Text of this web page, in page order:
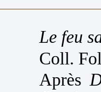
Le feu
Coll.
Après